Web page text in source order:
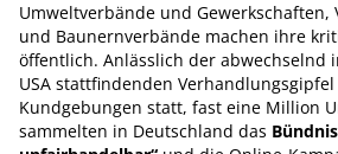
Umweltverbände und
und Baunernverbände machen ihre
öffentlich. Anlässlich der abwechselnd
USA stattfindenden
Kundgebungen statt, fast eine Million
sammelten in Deutschland das